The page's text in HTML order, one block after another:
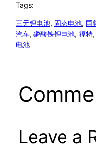
Tags:
三元锂电池, 固态电池, 国
汽车, 磷酸铁锂电池, 福特,
电池
Leave a